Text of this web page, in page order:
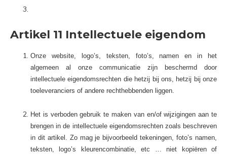
Artikel 11 Intellectuele eigendom
Onze website, logo’s, teksten, foto’s, namen en in het
algemeen al onze communicatie zijn beschermd door
intellectuele eigendomsrechten die hetzij bij ons, hetzij bij onze
toeleveranciers of andere rechthebbenden liggen.
Het is verboden gebruik te maken van en/of wijzigingen aan te
brengen in de intellectuele eigendomsrechten zoals beschreven
in dit artikel. Zo mag je bijvoorbeeld tekeningen, foto’s namen,
teksten, logo’s kleurencombinatie, etc … niet kopiëren of